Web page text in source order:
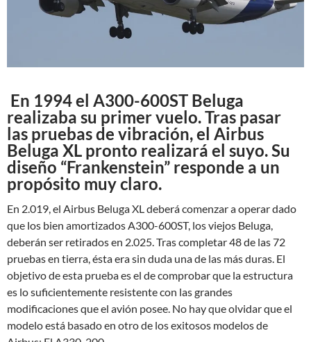
En 1994 el A300-600ST Beluga
realizaba su primer vuelo. Tras pasar
las pruebas de vibración, el Airbus
Beluga XL pronto realizará el suyo. Su
diseño “Frankenstein” responde a un
propósito muy claro.
En 2.019, el Airbus Beluga XL deberá comenzar a operar dado
que los bien amortizados A300-600ST, los viejos Beluga,
deberán ser retirados en 2.025. Tras completar 48 de las 72
pruebas en tierra, ésta era sin duda una de las más duras. El
objetivo de esta prueba es el de comprobar que la estructura
es lo suficientemente resistente con las grandes
modificaciones que el avión posee. No hay que olvidar que el
modelo está basado en otro de los exitosos modelos de